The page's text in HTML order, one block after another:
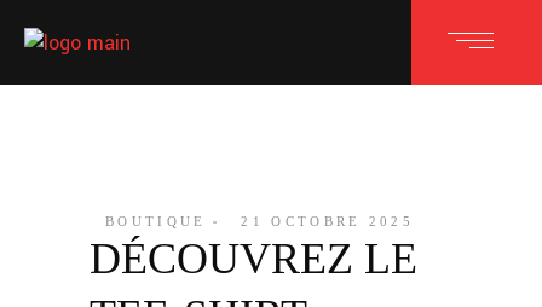
BOUTIQUE 21 OCTOBRE 2025
DÉCOUVREZ LE